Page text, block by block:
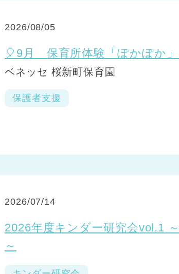
2026/08/05
🎈9月 保育所体験「ぽかぽか
ベネッセ 桜新町保育園
保護者支援
2026/07/14
2026年度キンダー研究会vol.1
～